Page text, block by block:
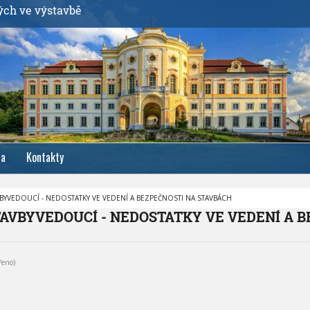
ve výstavbě
Kontakty
- NEDOSTATKY VE VEDENÍ A BEZPEČNOSTI NA STAVBÁCH
- NEDOSTATKY VE VEDENÍ A